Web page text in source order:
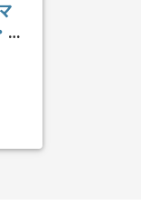
案